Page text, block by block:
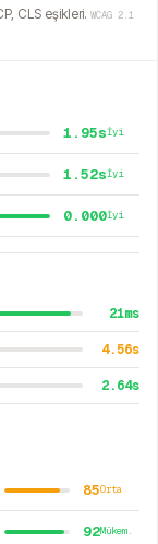
CLS eşikleri. WCAG 2.1
1.95sİyi
1.52sİyi
0.000İyi
21ms
4.56s
2.64s
85Orta
92Mükem.